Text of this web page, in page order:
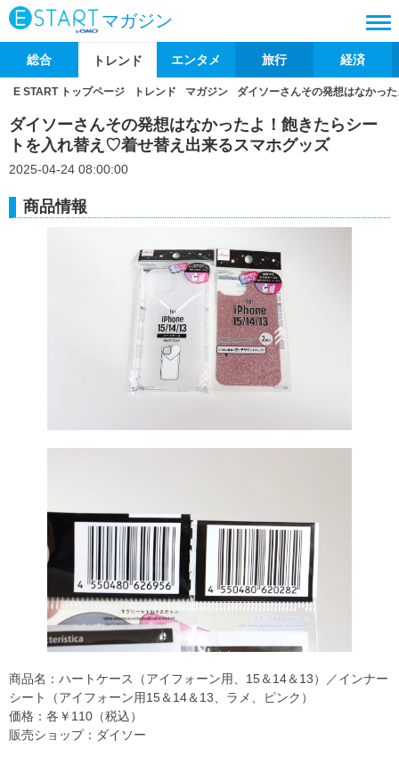
マガジン
総合 トレンド エンタメ 旅行 経済
E START トップページ トレンド マガジン ダイソーさんその発想はなかっ
ダイソーさんその発想はなかったよ！飽きたらシー
トを入れ替え♡着せ替え出来るスマホグッズ
2025-04-24 08:00:00
商品情報
商品名：ハートケース（アイフォーン用、15＆14＆13）／インナー
シート（アイフォーン用15＆14＆13、ラメ、ピンク）
価格：各￥110（税込）
販売ショップ：ダイソー